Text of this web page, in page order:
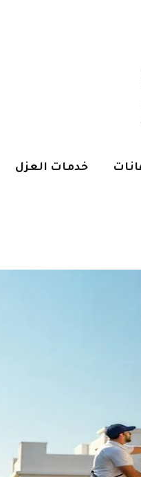
خدمات العزل